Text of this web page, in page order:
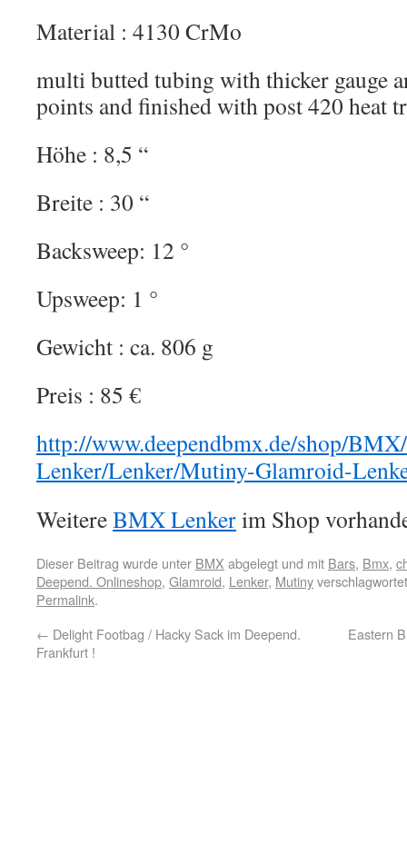
Material : 4130 CrMo
multi butted tubing with thicker gauge
points and finished with post 420 heat
Höhe : 8,5 “
Breite : 30 “
Backsweep: 12 °
Upsweep: 1 °
Gewicht : ca. 806 g
Preis : 85 €
http://www.deependbmx.de/shop/
Lenker/Lenker/Mutiny-Glamroid-
WeitereBMX Lenkerim Shop
Dieser Beitrag wurde unter BMX abgelegt und mit Bars, Bmx,
Deepend. Onlineshop, Glamroid, Lenker, Mutiny
Permalink.
← Delight Footbag / Hacky Sack im Deepend.
Frankfurt !
Eastern